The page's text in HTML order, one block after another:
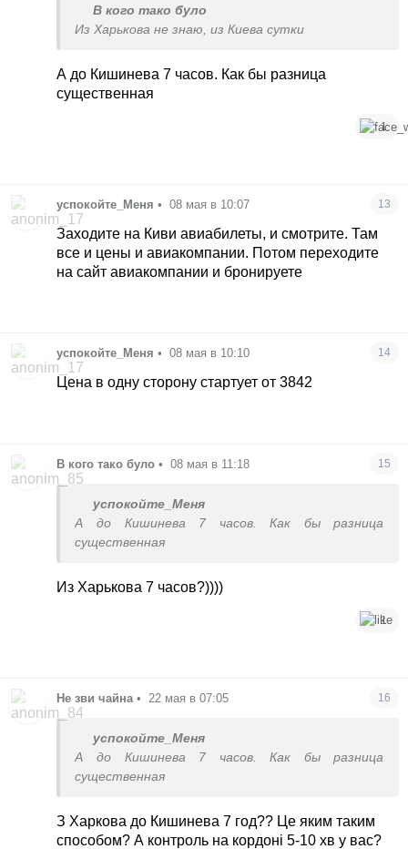
В кого тако було
Из Харькова не знаю, из Киева сутки
А до Кишинева 7 часов. Как бы разница
существенная
1
успокойте_Меня • 08 мая в 10:07 13
Заходите на Киви авиабилеты, и смотрите. Там
все и цены и авиакомпании. Потом переходите
на сайт авиакомпании и бронируете
успокойте_Меня • 08 мая в 10:10 14
Цена в одну сторону стартует от 3842
В кого тако було • 08 мая в 11:18 15
успокойте_Меня
А до Кишинева 7 часов. Как бы разница
существенная
Из Харькова 7 часов?))))
1
Не зви чайна • 22 мая в 07:05 16
успокойте_Меня
А до Кишинева 7 часов. Как бы разница
существенная
З Харкова до Кишинева 7 год?? Це яким таким
способом? А контроль на кордоні 5-10 хв у вас?